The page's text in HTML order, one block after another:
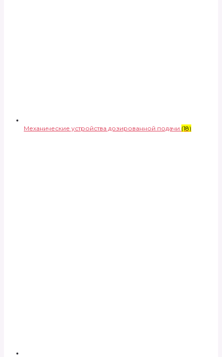
Механические устройства дозированной подачи (18)